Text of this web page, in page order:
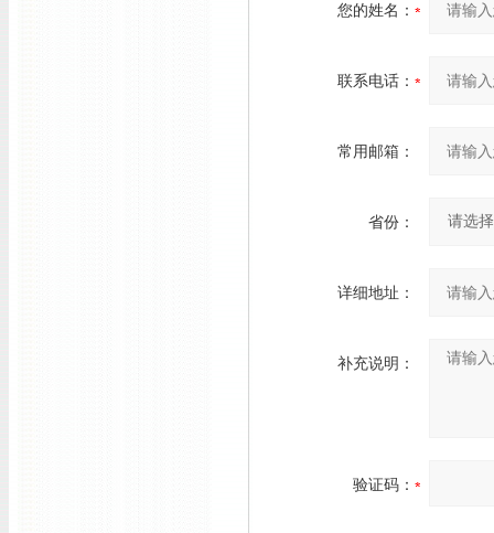
您的姓名：
联系电话：
常用邮箱：
省份：
详细地址：
补充说明：
验证码：